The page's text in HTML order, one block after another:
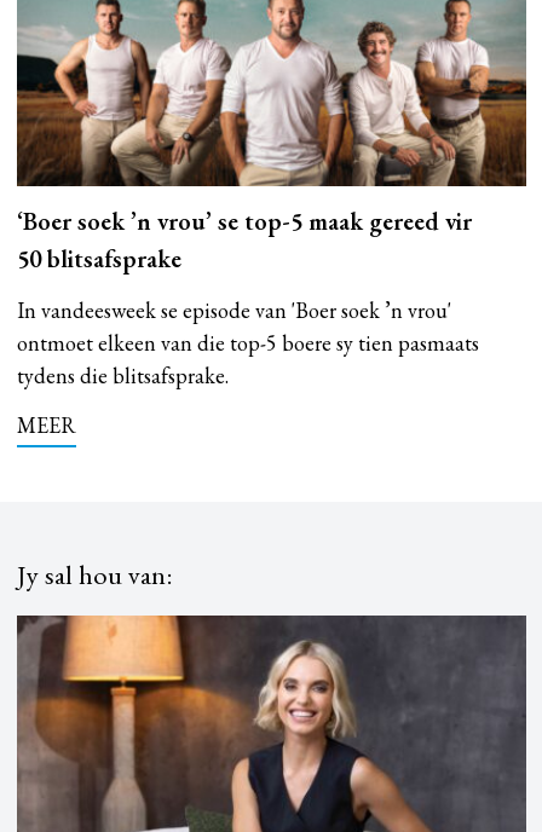
‘Boer soek ’n vrou’ se top-5 maak gereed vir
50 blitsafsprake
In vandeesweek se episode van 'Boer soek ’n vrou'
ontmoet elkeen van die top-5 boere sy tien pasmaats
tydens die blitsafsprake.
MEER
Jy sal hou van: